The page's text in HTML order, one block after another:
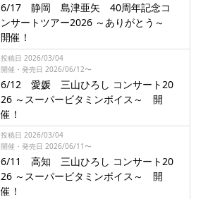
6/17 静岡 島津亜矢 40周年記念コ
ンサートツアー2026 ～ありがとう～
開催！
投稿日 2026/03/04
開催・発売日 2026/06/12〜
6/12 愛媛 三山ひろし コンサート20
26 ～スーパービタミンボイス～ 開
催！
投稿日 2026/03/04
開催・発売日 2026/06/11〜
6/11 高知 三山ひろし コンサート20
26 ～スーパービタミンボイス～ 開
催！